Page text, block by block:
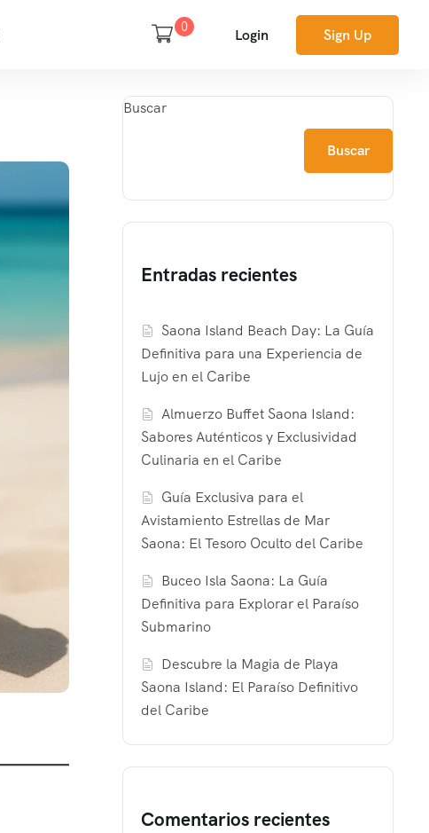
0 Login Sign Up
Buscar
Buscar
Entradas recientes
Saona Island Beach Day: La Guía
Definitiva para una Experiencia de
Lujo en el Caribe
Almuerzo Buffet Saona Island:
Sabores Auténticos y Exclusividad
Culinaria en el Caribe
Guía Exclusiva para el
Avistamiento Estrellas de Mar
Saona: El Tesoro Oculto del Caribe
Buceo Isla Saona: La Guía
Definitiva para Explorar el Paraíso
Submarino
Descubre la Magia de Playa
Saona Island: El Paraíso Definitivo
del Caribe
Comentarios recientes